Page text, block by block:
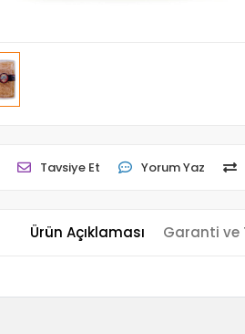
Tavsiye Et Yorum Yaz
Ürün Açıklaması Garanti ve